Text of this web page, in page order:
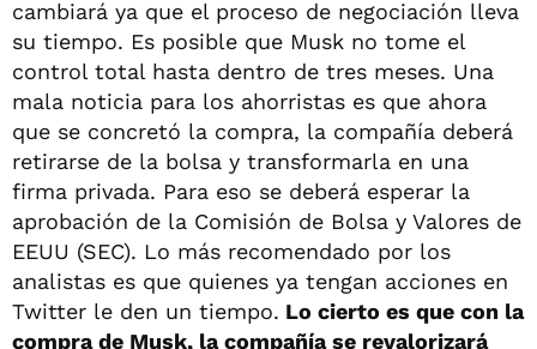
cambiará ya que el proceso de negociación lleva
su tiempo. Es posible que Musk no tome el
control total hasta dentro de tres meses. Una
mala noticia para los ahorristas es que ahora
que se concretó la compra, la compañía deberá
retirarse de la bolsa y transformarla en una
firma privada. Para eso se deberá esperar la
aprobación de la Comisión de Bolsa y Valores de
EEUU (SEC). Lo más recomendado por los
analistas es que quienes ya tengan acciones en
Twitter le den un tiempo. Lo cierto es que con la
compra de Musk, la compañía se revalorizará